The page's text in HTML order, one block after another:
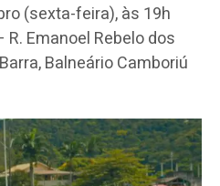
(sexta-feira), às 19h
Emanoel Rebelo dos
Balneário Camboriú